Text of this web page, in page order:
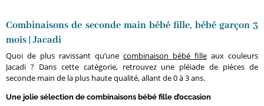
Combinaisons de seconde main bébé fille, bébé garçon 3
mois | Jacadi
Quoi de plus ravissant qu’une combinaison bébé fille aux couleurs
Jacadi ? Dans cette catégorie, retrouvez une pléiade de pièces de
seconde main de la plus haute qualité, allant de 0 à 3 ans.
Une jolie sélection de combinaisons bébé fille d’occasion